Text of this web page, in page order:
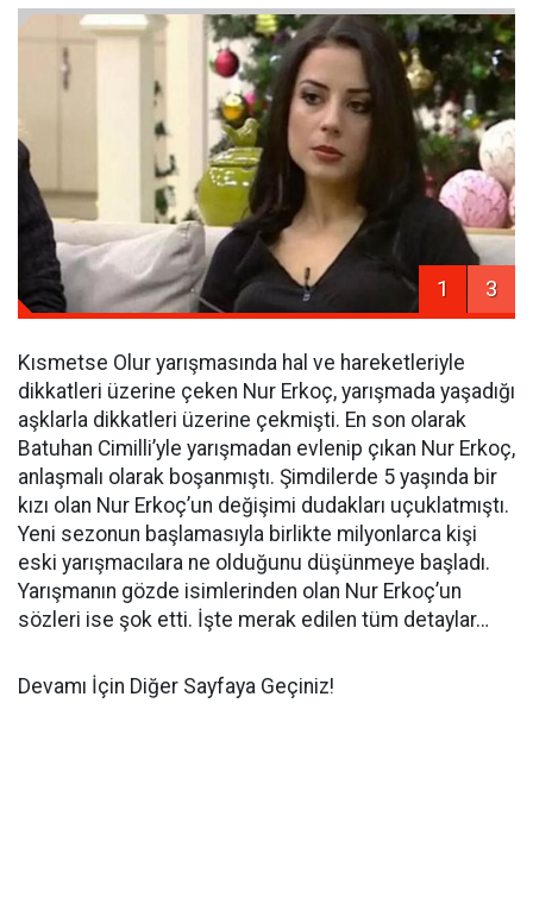
1 3
Kısmetse Olur yarışmasında hal ve hareketleriyle
dikkatleri üzerine çeken Nur Erkoç, yarışmada yaşadığı
aşklarla dikkatleri üzerine çekmişti. En son olarak
Batuhan Cimilli’yle yarışmadan evlenip çıkan Nur Erkoç,
anlaşmalı olarak boşanmıştı. Şimdilerde 5 yaşında bir
kızı olan Nur Erkoç’un değişimi dudakları uçuklatmıştı.
Yeni sezonun başlamasıyla birlikte milyonlarca kişi
eski yarışmacılara ne olduğunu düşünmeye başladı.
Yarışmanın gözde isimlerinden olan Nur Erkoç’un
sözleri ise şok etti. İşte merak edilen tüm detaylar…
Devamı İçin Diğer Sayfaya Geçiniz!